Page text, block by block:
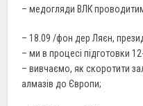
– медогляди ВЛК
– 18.09 /фон дер Ляєн,
– ми в процесі підготовки
– вивчаємо, як скоротити
алмазів до Європи;